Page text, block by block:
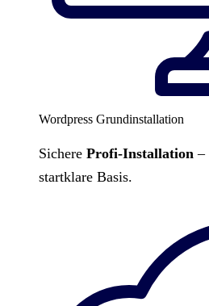
Wordpress Grundinstallation
Sichere Profi-Installation –
startklare Basis.